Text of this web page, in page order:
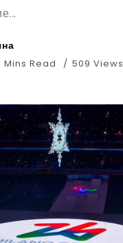
Mins Read
509 Views